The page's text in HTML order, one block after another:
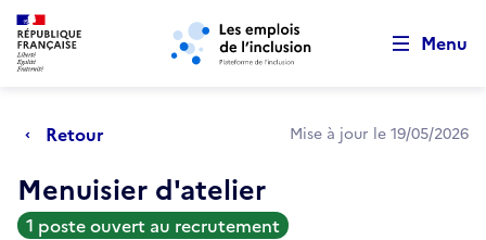
Aller au menu principal Aller au contenu principal
Menu
Retour Mise à jour le 19/05/2026
Menuisier d'atelier
1 poste ouvert au recrutement
Retour au début de la page
Panneau de gestion des cookies